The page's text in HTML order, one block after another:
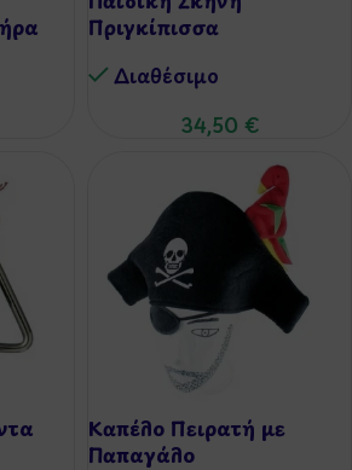
Πριγκίπισσα
Διαθέσιμo
34,50 €
Καπέλο Πειρατή με
Παπαγάλο